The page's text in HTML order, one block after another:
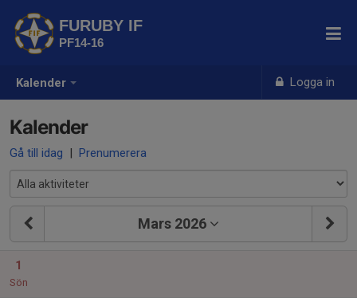
Kalender Logga in
FURUBY IF
PF14-16
Kalender
Gå till idag | Prenumerera
Mars 2026
1
Sön